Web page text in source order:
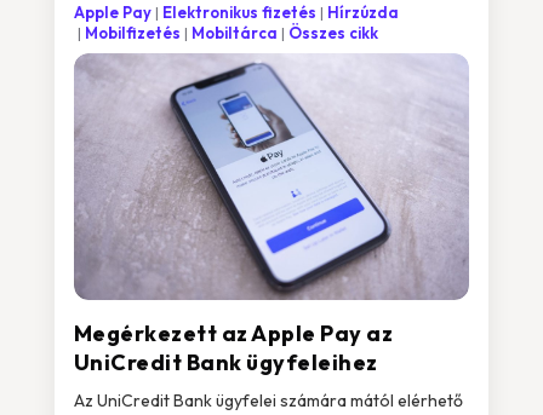
Megérkezett az Apple Pay az
UniCredit Bank ügyfeleihez
Apple Pay Elektronikus fizetés
Hírzúzda
Mobilfizetés
Mobiltárca Összes cikk
Az UniCredit Bank ügyfelei számára mától elérhető